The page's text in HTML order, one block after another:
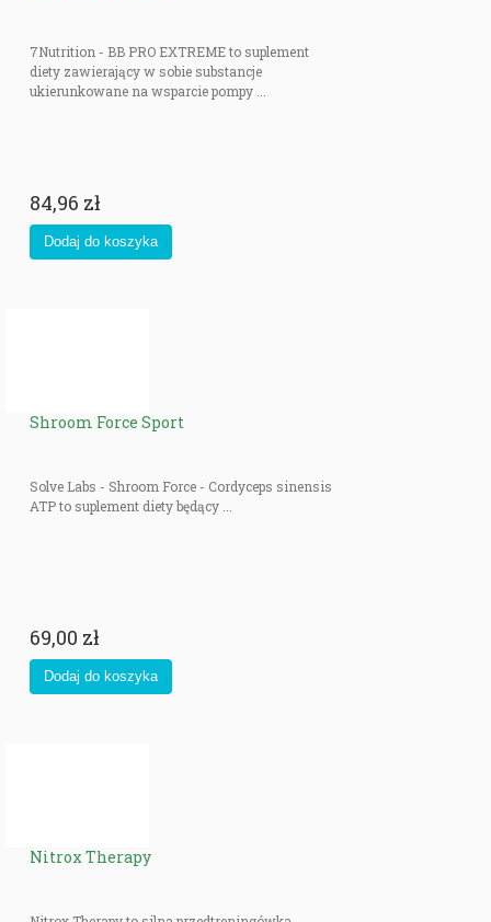
7Nutrition - BB PRO EXTREME to suplement
diety zawierający w sobie substancje
ukierunkowane na wsparcie pompy ...
84,96 zł
Shroom Force Sport
Solve Labs - Shroom Force - Cordyceps sinensis
ATP to suplement diety będący ...
69,00 zł
Nitrox Therapy